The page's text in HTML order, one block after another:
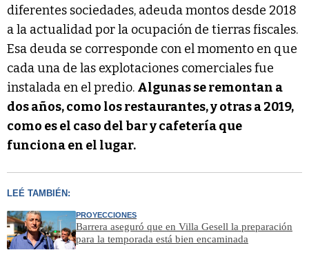
diferentes sociedades, adeuda montos desde 2018
a la actualidad por la ocupación de tierras fiscales.
Esa deuda se corresponde con el momento en que
cada una de las explotaciones comerciales fue
instalada en el predio. Algunas se remontan a
dos años, como los restaurantes, y otras a 2019,
como es el caso del bar y cafetería que
funciona en el lugar.
LEÉ TAMBIÉN:
PROYECCIONES
Barrera aseguró que en Villa Gesell la preparación
para la temporada está bien encaminada